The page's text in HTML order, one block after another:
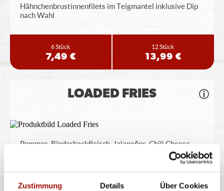
Zustimmung Details Über Cookies
Hähnchenbrustinnenfilets im Teigmantel inklusive Dip
nach Wahl
6 Stück
7,49 €
12 Stück
13,99 €
LOADED FRIES
Pommes, Rinderhackfleisch, Jalapeños, Chili Cheese